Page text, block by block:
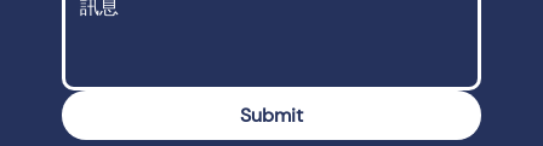
Submit